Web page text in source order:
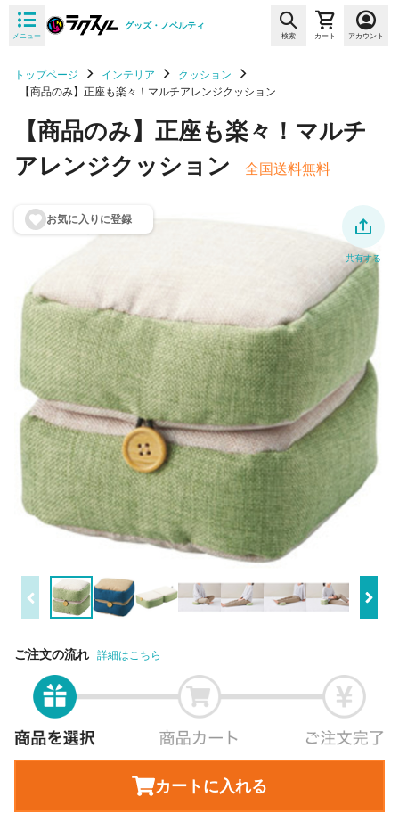
メニュー
グッズ・ノベルティ
検索 カート アカウント
トップページ インテリア
クッション
【商品のみ】正座も楽々！マルチアレンジクッション
【商品のみ】正座も楽々！マルチ
アレンジクッション
全国送料無料
お気に入りに登録
共有する
ご注文の流れ 詳細はこちら
カートに入れる